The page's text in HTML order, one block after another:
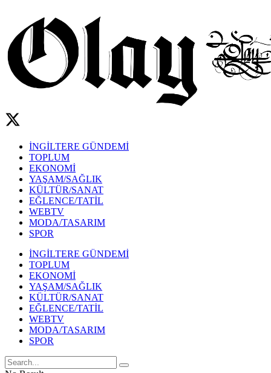
İNGİLTERE GÜNDEMİ
TOPLUM
EKONOMİ
YAŞAM/SAĞLIK
KÜLTÜR/SANAT
EĞLENCE/TATİL
WEBTV
MODA/TASARIM
SPOR
İNGİLTERE GÜNDEMİ
TOPLUM
EKONOMİ
YAŞAM/SAĞLIK
KÜLTÜR/SANAT
EĞLENCE/TATİL
WEBTV
MODA/TASARIM
SPOR